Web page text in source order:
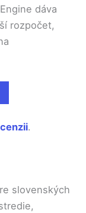
dáva
rozpočet,
.
slovenských